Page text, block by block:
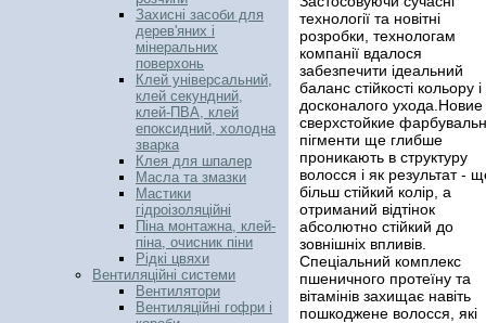
Захисні засоби для
дерев'яних і
мінеральних
поверхонь
Клей універсальний,
клей секундний,
клей-ПВА, клей
епоксидний, холодна
зварка
Клея для шпалер
Масла та змазки
Мастики
гідроізоляційні
Піна монтажна, клей-
піна, очисник піни
Рідкі цвяхи
Вентиляційні системи
Вентилятори
Вентиляційні гофри і
технології та новітні
розробки, технологам
компанії вдалося
забезпечити ідеальний
баланс стійкості кольору і
досконалого ухода.Новие
сверхстойкие
пігменти ще глибше
проникають в структуру
волосся і як результат -
більш стійкий колір, а
отриманий відтінок
абсолютно стійкий до
зовнішніх впливів.
Спеціальний комплекс
пшеничного протеїну та
вітамінів захищає навіть
пошкоджене волосся, які